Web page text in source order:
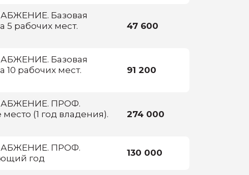
Базовая
5 рабочих мест.
47 600
Базовая
10 рабочих мест.
91 200
ПРОФ.
(1 год владения).
274 000
ПРОФ.
год
130 000